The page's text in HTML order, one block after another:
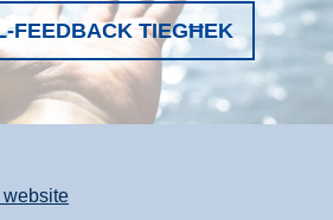
FEEDBACK TIEGĦEK